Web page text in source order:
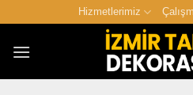
Hizmetlerimiz